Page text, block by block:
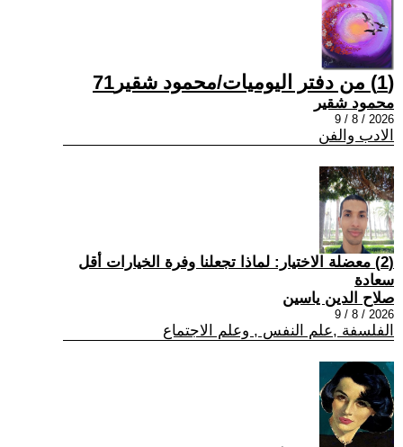
(1) من دفتر اليوميات/محمود شقير71
محمود شقير
2026 / 8 / 9
الادب والفن
(2) معضلة الاختيار: لماذا تجعلنا وفرة الخيارات أقل
سعادة
صلاح الدين ياسين
2026 / 8 / 9
الفلسفة ,علم النفس , وعلم الاجتماع